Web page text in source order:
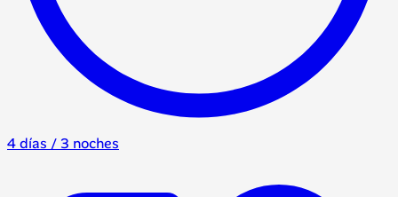
4 días / 3 noches